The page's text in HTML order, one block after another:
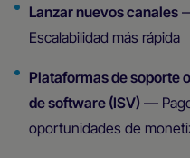
Lanzar nuevos canales
Escalabilidad más rápida
Plataformas de soporte
de software (ISV) —
oportunidades de